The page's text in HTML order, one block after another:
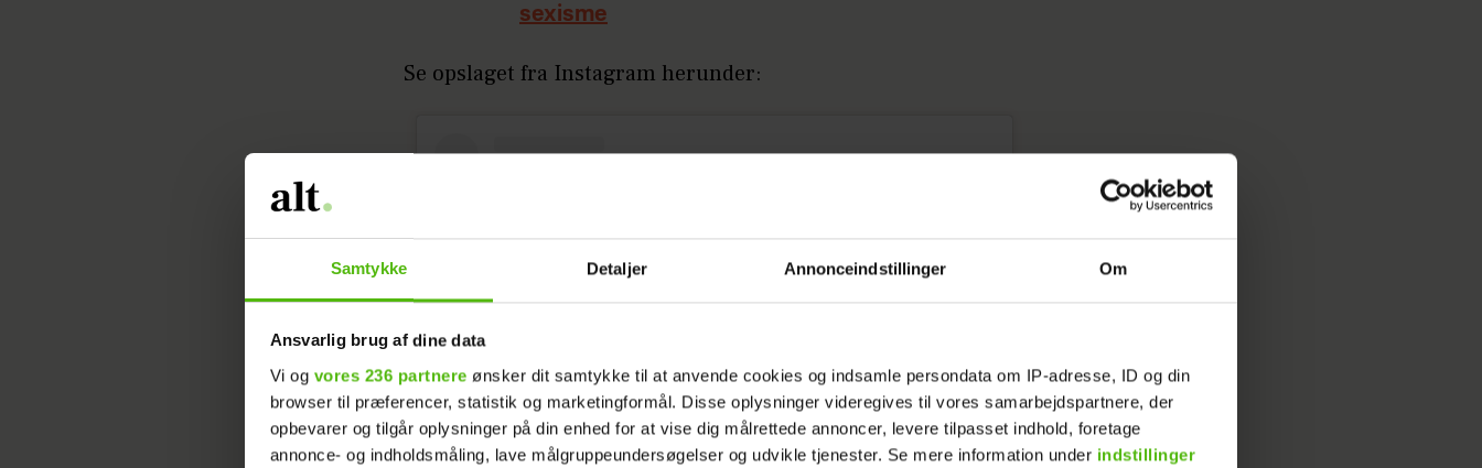
Samtykke Detaljer Annonceindstillinger Om
Ansvarlig brug af dine data
Vi og vores 236 partnere ønsker dit samtykke til at anvende cookies og indsamle persondata om IP-adresse, ID og din
browser til præferencer, statistik og marketingformål. Disse oplysninger videregives til vores samarbejdspartnere, der
opbevarer og tilgår oplysninger på din enhed for at vise dig målrettede annoncer, levere tilpasset indhold, foretage
annonce- og indholdsmåling, lave målgruppeundersøgelser og udvikle tjenester. Se mere information under indstillinger
sexisme
Se opslaget fra Instagram herunder: